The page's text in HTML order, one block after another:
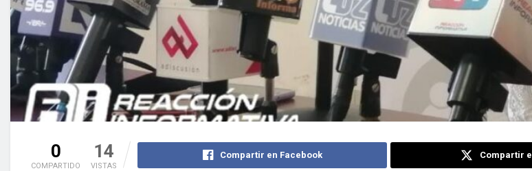
0
COMPARTIDO
14
VISTAS
Compartir en Facebook Compartir